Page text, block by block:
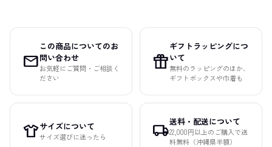
mail
この商品についてのお
問い合わせ
お気軽にご質問・ご相談く
ださい
featured_seasonal_and_gifts
ギフトラッピングにつ
いて
無料のラッピングのほか、
ギフトボックスや巾着も
apparelサイズについて
サイズ選びに迷ったら local_shipping送料・配送について
22,000円以上のご購入で送
料無料（沖縄県半額）